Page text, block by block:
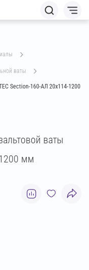
ваты
Section-160-АЛ 20х114-1200
ваты
мм